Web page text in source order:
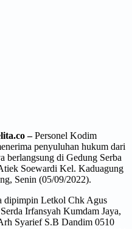
–Personel Kodim
penyuluhan hukum dari
berlangsung di Gedung Serba
Soewardi Kel. Kaduagung
Senin (05/09/2022).
dipimpin Letkol Chk Agus
Irfansyah Kumdam Jaya,
Syarief S.B Dandim 0510